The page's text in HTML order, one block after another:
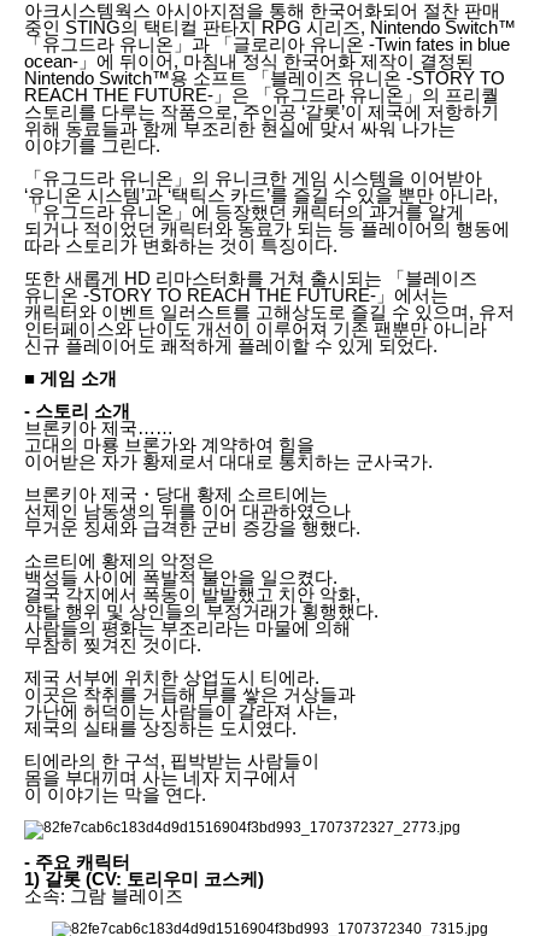
아크시스템웍스 아시아지점을 통해 한국어화되어 절찬 판매
중인 STING의 택티컬 판타지 RPG 시리즈, Nintendo Switch™
「유그드라 유니온」과 「글로리아 유니온 -Twin fates in blue
ocean-」에 뒤이어, 마침내 정식 한국어화 제작이 결정된
Nintendo Switch™용 소프트 「블레이즈 유니온 -STORY TO
REACH THE FUTURE-」은 「유그드라 유니온」의 프리퀄
스토리를 다루는 작품으로, 주인공 ‘갈롯’이 제국에 저항하기
위해 동료들과 함께 부조리한 현실에 맞서 싸워 나가는
이야기를 그린다.
「유그드라 유니온」의 유니크한 게임 시스템을 이어받아
‘유니온 시스템’과 ‘택틱스 카드’를 즐길 수 있을 뿐만 아니라,
「유그드라 유니온」에 등장했던 캐릭터의 과거를 알게
되거나 적이었던 캐릭터와 동료가 되는 등 플레이어의 행동에
따라 스토리가 변화하는 것이 특징이다.
또한 새롭게 HD 리마스터화를 거쳐 출시되는 「블레이즈
유니온 -STORY TO REACH THE FUTURE-」에서는
캐릭터와 이벤트 일러스트를 고해상도로 즐길 수 있으며, 유저
인터페이스와 난이도 개선이 이루어져 기존 팬뿐만 아니라
신규 플레이어도 쾌적하게 플레이할 수 있게 되었다.
■ 게임 소개
- 스토리 소개
브론키아 제국……
고대의 마룡 브론가와 계약하여 힘을
이어받은 자가 황제로서 대대로 통치하는 군사국가.
브론키아 제국・당대 황제 소르티에는
선제인 남동생의 뒤를 이어 대관하였으나
무거운 징세와 급격한 군비 증강을 행했다.
소르티에 황제의 악정은
백성들 사이에 폭발적 불안을 일으켰다.
결국 각지에서 폭동이 발발했고 치안 악화,
약탈 행위 및 상인들의 부정거래가 횡행했다.
사람들의 평화는 부조리라는 마물에 의해
무참히 찢겨진 것이다.
제국 서부에 위치한 상업도시 티에라.
이곳은 착취를 거듭해 부를 쌓은 거상들과
가난에 허덕이는 사람들이 갈라져 사는,
제국의 실태를 상징하는 도시였다.
티에라의 한 구석, 핍박받는 사람들이
몸을 부대끼며 사는 네자 지구에서
이 이야기는 막을 연다.
- 주요 캐릭터
1) 갈롯 (CV: 토리우미 코스케)
소속: 그람 블레이즈